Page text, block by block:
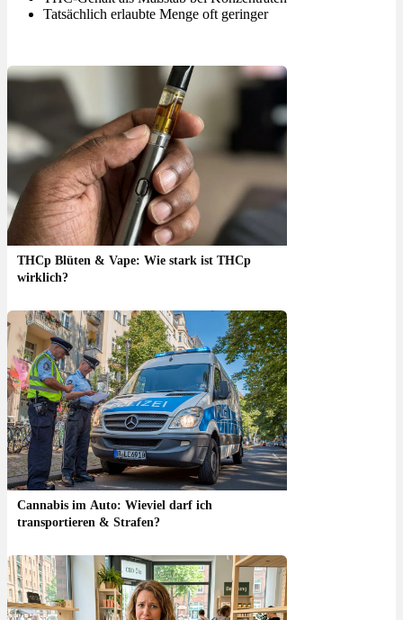
Tatsächlich erlaubte Menge oft geringer
THCp Blüten & Vape: Wie stark ist THCp
wirklich?
Cannabis im Auto: Wieviel darf ich
transportieren & Strafen?